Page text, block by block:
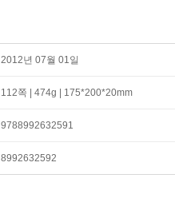
2012년 07월 01일
112쪽 | 474g | 175*200*20mm
9788992632591
8992632592